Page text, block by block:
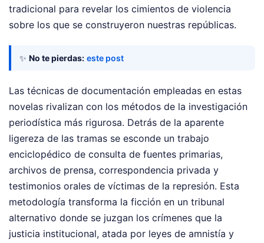
tradicional para revelar los cimientos de violencia
sobre los que se construyeron nuestras repúblicas.
✨ No te pierdas: este post
Las técnicas de documentación empleadas en estas
novelas rivalizan con los métodos de la investigación
periodística más rigurosa. Detrás de la aparente
ligereza de las tramas se esconde un trabajo
enciclopédico de consulta de fuentes primarias,
archivos de prensa, correspondencia privada y
testimonios orales de víctimas de la represión. Esta
metodología transforma la ficción en un tribunal
alternativo donde se juzgan los crímenes que la
justicia institucional, atada por leyes de amnistía y